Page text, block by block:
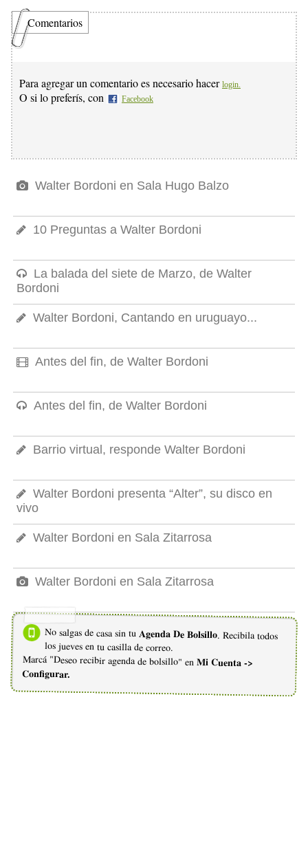
Comentarios
Para agregar un comentario es necesario hacer login.
O si lo preferís, con Facebook
Walter Bordoni en Sala Hugo Balzo
10 Preguntas a Walter Bordoni
La balada del siete de Marzo, de Walter
Bordoni
Walter Bordoni, Cantando en uruguayo...
Antes del fin, de Walter Bordoni
Antes del fin, de Walter Bordoni
Barrio virtual, responde Walter Bordoni
Walter Bordoni presenta “Alter”, su disco en
vivo
Walter Bordoni en Sala Zitarrosa
Walter Bordoni en Sala Zitarrosa
No salgas de casa sin tu Agenda De Bolsillo. Recibila todos
los jueves en tu casilla de correo.
Marcá "Deseo recibir agenda de bolsillo" en Mi Cuenta ->
Configurar.